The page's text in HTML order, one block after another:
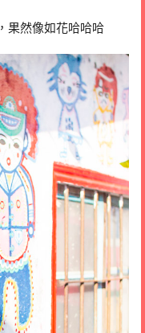
果然像如花哈哈哈